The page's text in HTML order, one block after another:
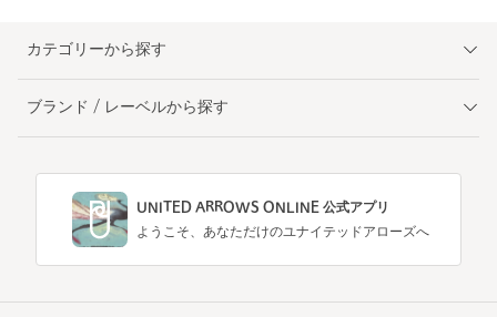
カテゴリーから探す
ブランド / レーベルから探す
UNITED ARROWS ONLINE 公式アプリ
ようこそ、あなただけのユナイテッドアローズへ